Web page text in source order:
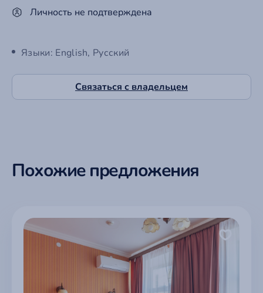
Личность не подтверждена
Языки: English, Русский
Связаться с владельцем
Похожие предложения
Написать на почту
Мы свяжемся с вами в ближайшее время.
Заполните поля ниже.
Проблемы с функционалом сайта, личным кабинетом,
модерацией, верификацией или размещением